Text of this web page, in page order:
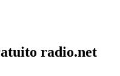
radio.net